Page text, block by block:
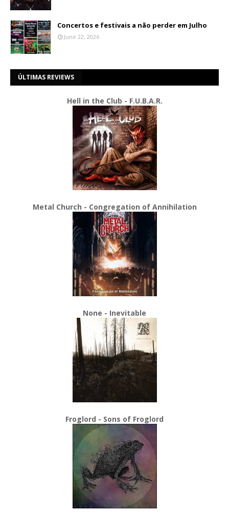
Concertos e festivais a não perder em Julho
June 22, 2026
ÚLTIMAS REVIEWS
Hell in the Club - F.U.B.A.R.
Metal Church - Congregation of Annihilation
None - Inevitable
Froglord - Sons of Froglord